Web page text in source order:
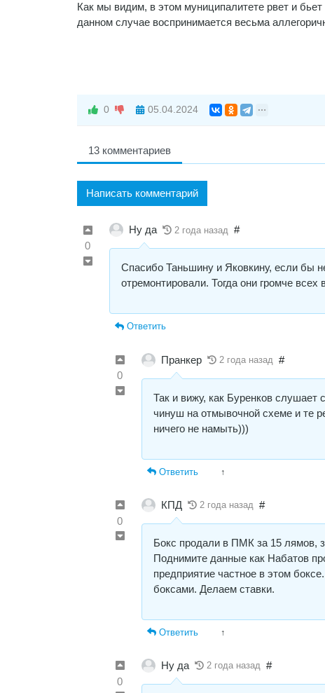
Как мы видим, в этом муниципалитете рвет и
данном случае воспринимается весьма
0 05.04.2024
13 комментариев
Написать комментарий
0
Ну да 2 года назад #
Спасибо Таньшину и Яковкину, если бы
отремонтировали. Тогда они громче всех
Ответить
0
Пранкер 2 года назад #
Так и вижу, как Буренков
чинуш на отмывочной схеме и те
ничего не намыть)))
Ответить ↑
0
КПД 2 года назад #
Бокс продали в ПМК за 15 лямов,
Поднимите данные как Набатов
предприятие частное в этом
боксами. Делаем ставки.
Ответить ↑
0
Ну да 2 года назад #